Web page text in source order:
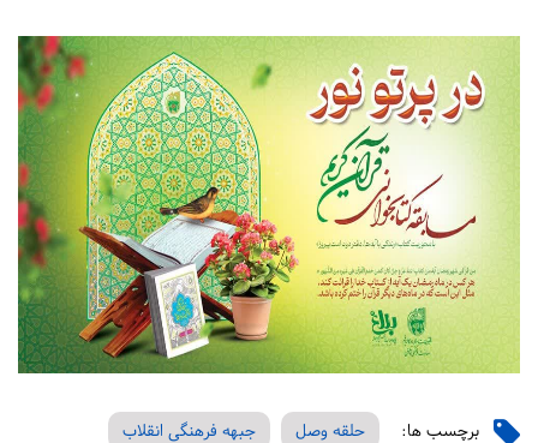
برچسب ها: حلقه وصل
جبهه فرهنگی انقلاب